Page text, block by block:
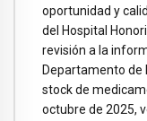
oportunidad y
del Hospital
revisión a la
Departamento de
stock de
octubre de 2025,